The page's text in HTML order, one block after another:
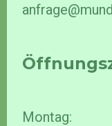
Montag: